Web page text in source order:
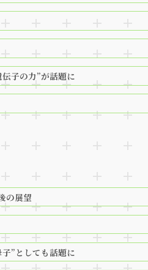
子の力”が話題に
の展望
”としても話題に